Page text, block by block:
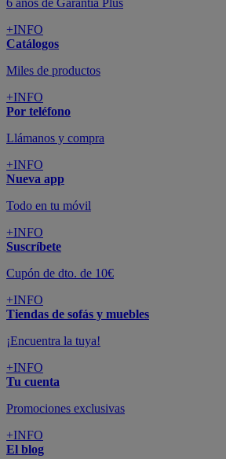
6 años de Garantía Plus
+INFO
Catálogos
Miles de productos
+INFO
Por teléfono
Llámanos y compra
+INFO
Nueva app
Todo en tu móvil
+INFO
Suscríbete
Cupón de dto. de 10€
+INFO
Tiendas de sofás y muebles
¡Encuentra la tuya!
+INFO
Tu cuenta
Promociones exclusivas
+INFO
El blog